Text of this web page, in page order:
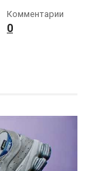
Комментарии
0